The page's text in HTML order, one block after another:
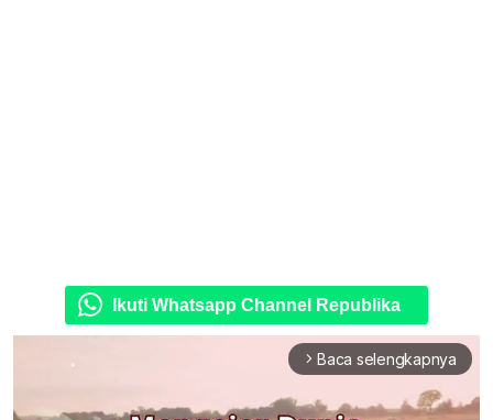
Ikuti Whatsapp Channel Republika
arrow_forward_ios Baca selengkapnya